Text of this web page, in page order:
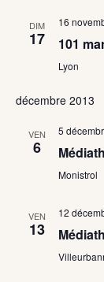
DIM
17
16
101
Lyon
décembre 2013
VEN
6
5
Monistrol
VEN
13
12